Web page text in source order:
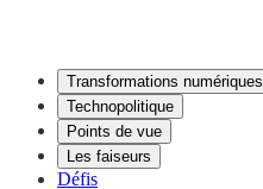
Transformations numériques
Technopolitique
Points de vue
Les faiseurs
Défis